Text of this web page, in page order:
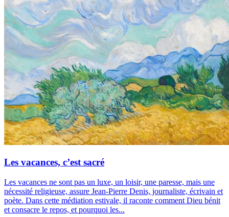
Les vacances, c’est sacré
Les vacances ne sont pas un luxe, un loisir, une paresse, mais une
nécessité religieuse, assure Jean-Pierre Denis, journaliste, écrivain et
poète. Dans cette médiation estivale, il raconte comment Dieu bénit
et consacre le repos, et pourquoi les...